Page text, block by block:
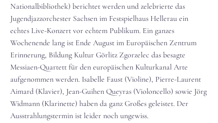
Nationalbibliothek) berichtet werden und zelebrierte das
Jugendjazzorchester Sachsen im Festspielhaus Hellerau ein
echtes Live-Konzert vor echtem Publikum. Ein ganzes
Wochenende lang ist Ende August im Europäischen Zentrum
Erinnerung, Bildung Kultur Görlitz Zgorzelec das besagte
Messiaen-Quartett für den europäischen Kulturkanal Arte
aufgenommen werden. Isabelle Faust (Violine), Pierre-Laurent
Aimard (Klavier), Jean-Guihen Queyras (Violoncello) sowie Jörg
Widmann (Klarinette) haben da ganz Großes geleistet. Der
Ausstrahlungstermin ist leider noch ungewiss.